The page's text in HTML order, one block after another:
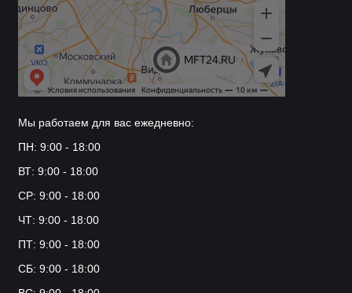
Мы работаем для вас ежедневно:
ПН: 9:00 - 18:00
ВТ: 9:00 - 18:00
СР: 9:00 - 18:00
ЧТ: 9:00 - 18:00
ПТ: 9:00 - 18:00
СБ: 9:00 - 18:00